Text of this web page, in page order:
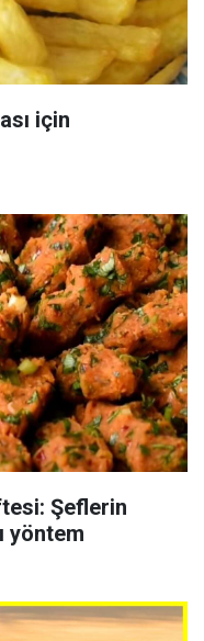
için
Şeflerin
yöntem